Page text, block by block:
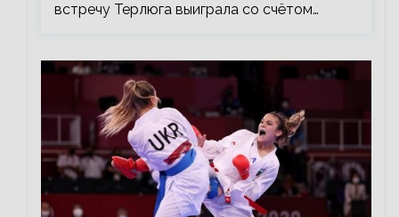
встречу Терлюга выиграла со счётом…